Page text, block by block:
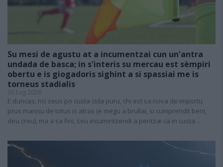
Su mesi de agustu at a incumentzai cun un'antra
undada de basca; in s'interis su mercau est sèmpiri
obertu e is giogadoris sighint a si spassiai me is
torneus stadialis
30 Lug 2026
E duncas, nci seus po custa cida puru, chi est sa nova de importu
prus mannu de totus is atras (e megu a brullai, si cumprendit beni,
deu creu), ma a sa fini, seu incumintzendi a pentzai ca in custa…